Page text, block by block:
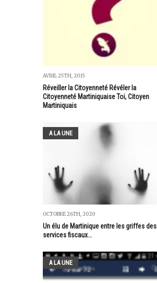
AVRIL 25TH, 2015
Réveiller la Citoyenneté Révéler la
Citoyenneté Martiniquaise Toi, Citoyen
Martiniquais
A LA UNE
OCTOBRE 26TH, 2020
Un élu de Martinique entre les griffes des
services fiscaux...
A LA UNE